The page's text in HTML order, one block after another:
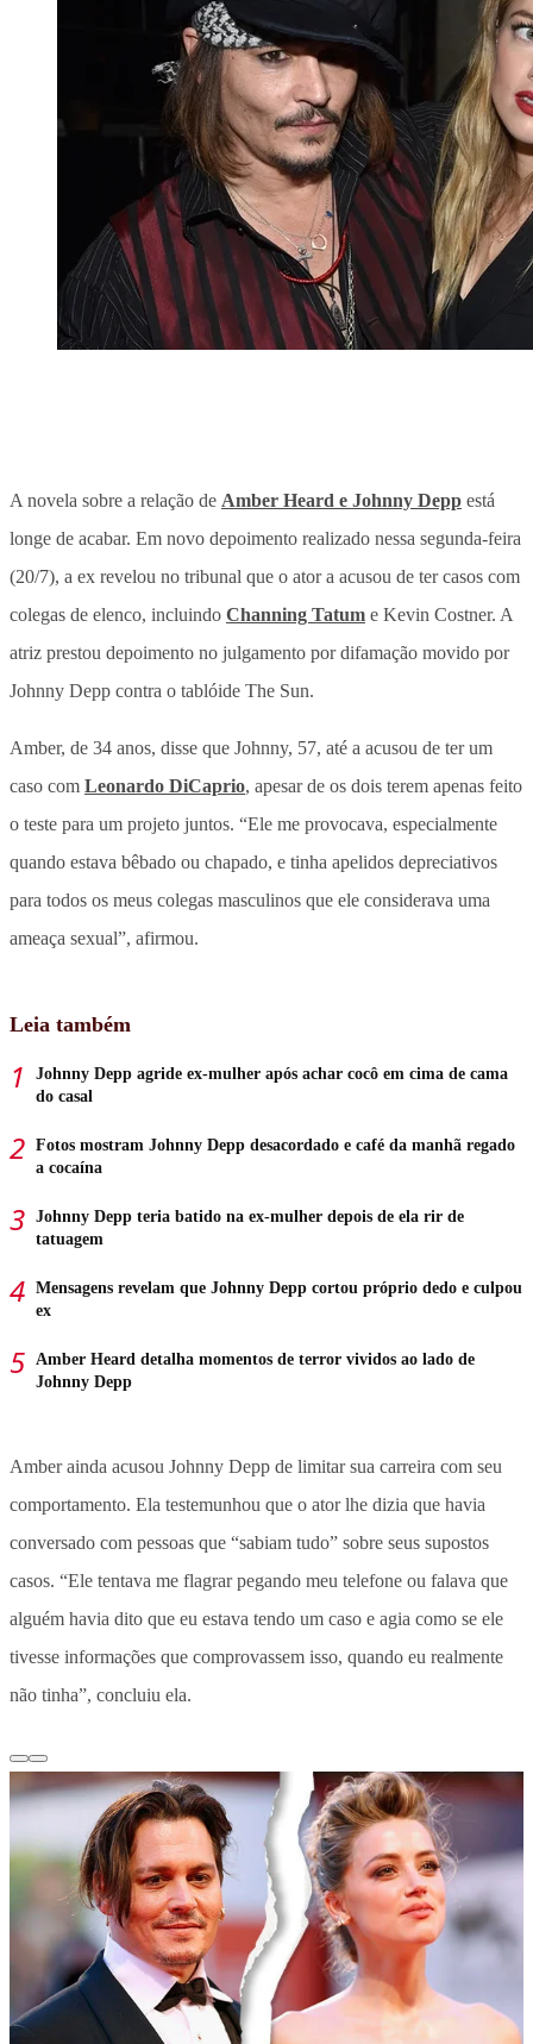
A novela sobre a relação de Amber Heard e Johnny Depp está
longe de acabar. Em novo depoimento realizado nessa segunda-feira
(20/7), a ex revelou no tribunal que o ator a acusou de ter casos com
colegas de elenco, incluindo Channing Tatum e Kevin Costner. A
atriz prestou depoimento no julgamento por difamação movido por
Johnny Depp contra o tablóide The Sun.
Amber, de 34 anos, disse que Johnny, 57, até a acusou de ter um
caso com Leonardo DiCaprio, apesar de os dois terem apenas feito
o teste para um projeto juntos. “Ele me provocava, especialmente
quando estava bêbado ou chapado, e tinha apelidos depreciativos
para todos os meus colegas masculinos que ele considerava uma
ameaça sexual”, afirmou.
Leia também
Johnny Depp agride ex-mulher após achar cocô em cima de cama
do casal
Fotos mostram Johnny Depp desacordado e café da manhã regado
a cocaína
Johnny Depp teria batido na ex-mulher depois de ela rir de
tatuagem
Mensagens revelam que Johnny Depp cortou próprio dedo e culpou
ex
Amber Heard detalha momentos de terror vividos ao lado de
Johnny Depp
Amber ainda acusou Johnny Depp de limitar sua carreira com seu
comportamento. Ela testemunhou que o ator lhe dizia que havia
conversado com pessoas que “sabiam tudo” sobre seus supostos
casos. “Ele tentava me flagrar pegando meu telefone ou falava que
alguém havia dito que eu estava tendo um caso e agia como se ele
tivesse informações que comprovassem isso, quando eu realmente
não tinha”, concluiu ela.